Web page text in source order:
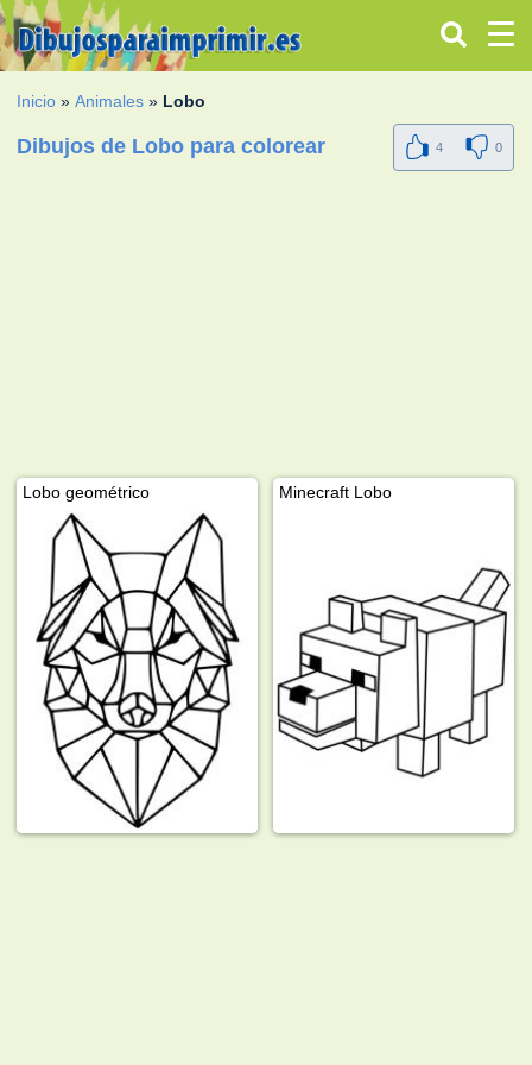
Inicio »Animales » Lobo
Dibujos de Lobo para colorear 4 0
Lobo geométrico Minecraft Lobo